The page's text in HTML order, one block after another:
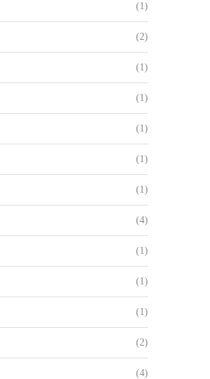
(1)
(2)
(1)
(1)
(1)
(1)
(1)
(4)
(1)
(1)
(1)
(2)
(4)